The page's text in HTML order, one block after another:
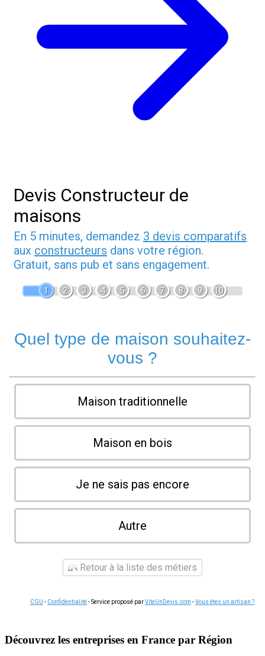
Devis Constructeur de
maisons
En 5 minutes, demandez 3 devis comparatifs
aux constructeurs dans votre région.
Gratuit, sans pub et sans engagement.
1 2 3 4 5 6 7 8 9 10
Quel type de maison souhaitez-
vous ?
Maison traditionnelle
Maison en bois
Je ne sais pas encore
Autre
Retour à la liste des métiers
CGU - Confidentialité- Service proposé parViteUnDevis.com -Vous êtes un artisan ?
Découvrez les entreprises en France par Région